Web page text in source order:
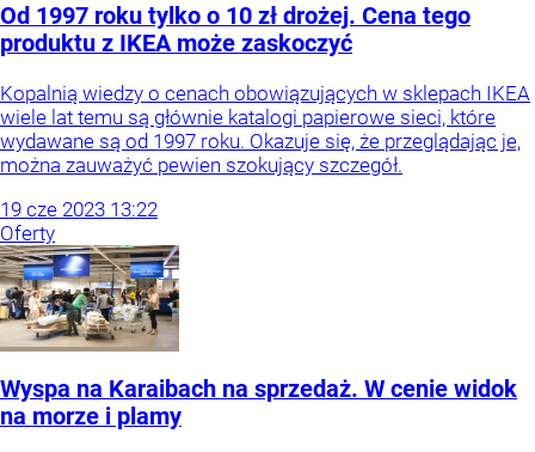
Od 1997 roku tylko o 10 zł drożej. Cena tego
produktu z IKEA może zaskoczyć
Kopalnią wiedzy o cenach obowiązujących w sklepach IKEA
wiele lat temu są głównie katalogi papierowe sieci, które
wydawane są od 1997 roku. Okazuje się, że przeglądając je,
można zauważyć pewien szokujący szczegół.
19 cze 2023 13:22
Oferty
Wyspa na Karaibach na sprzedaż. W cenie widok
na morze i plamy